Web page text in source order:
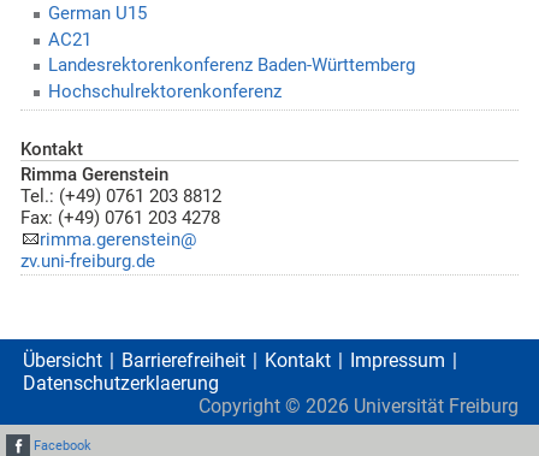
German U15
AC21
Landesrektorenkonferenz Baden-Württemberg
Hochschulrektorenkonferenz
Kontakt
Rimma Gerenstein
Tel.: (+49) 0761 203 8812
Fax: (+49) 0761 203 4278
rimma.gerenstein@
zv.uni-freiburg.de
Übersicht Barrierefreiheit Kontakt
Impressum
Datenschutzerklaerung
Copyright © 2026 Universität Freiburg
Facebook